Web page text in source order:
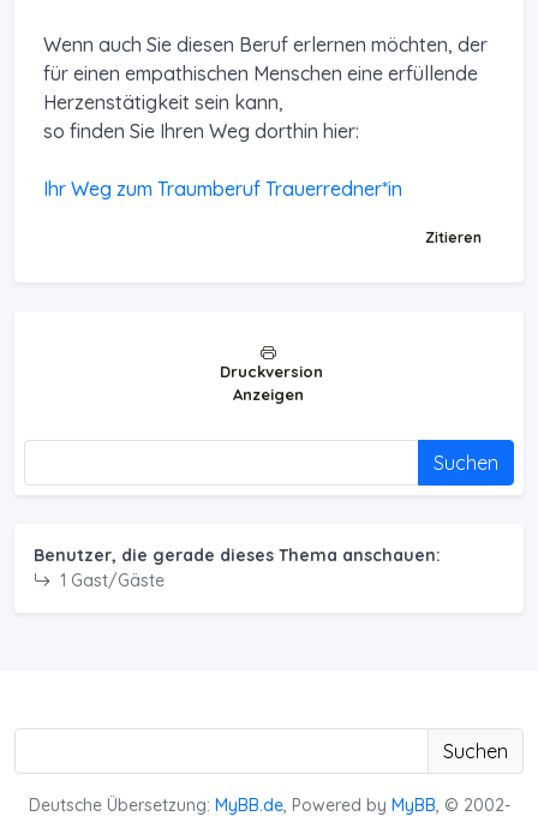
Wenn auch Sie diesen Beruf erlernen möchten, der
für einen empathischen Menschen eine erfüllende
Herzenstätigkeit sein kann,
so finden Sie Ihren Weg dorthin hier:
Ihr Weg zum Traumberuf Trauerredner*in
Zitieren
Druckversion
Anzeigen
Suchen
Benutzer, die gerade dieses Thema anschauen:
1 Gast/Gäste
Suchen
Deutsche Übersetzung: MyBB.de, Powered by MyBB, © 2002-